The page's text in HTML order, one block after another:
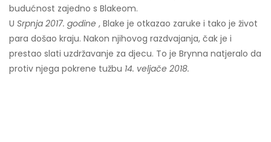
budućnost zajedno s Blakeom.
U Srpnja 2017. godine , Blake je otkazao zaruke i tako je život
para došao kraju. Nakon njihovog razdvajanja, čak je i
prestao slati uzdržavanje za djecu. To je Brynna natjeralo da
protiv njega pokrene tužbu 14. veljače 2018.